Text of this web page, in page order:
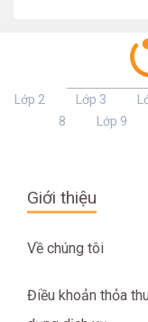
Lớp 2 Lớp 3
8
Lớp 9
Giới thiệu
Về chúng tôi
Điều khoản thỏa